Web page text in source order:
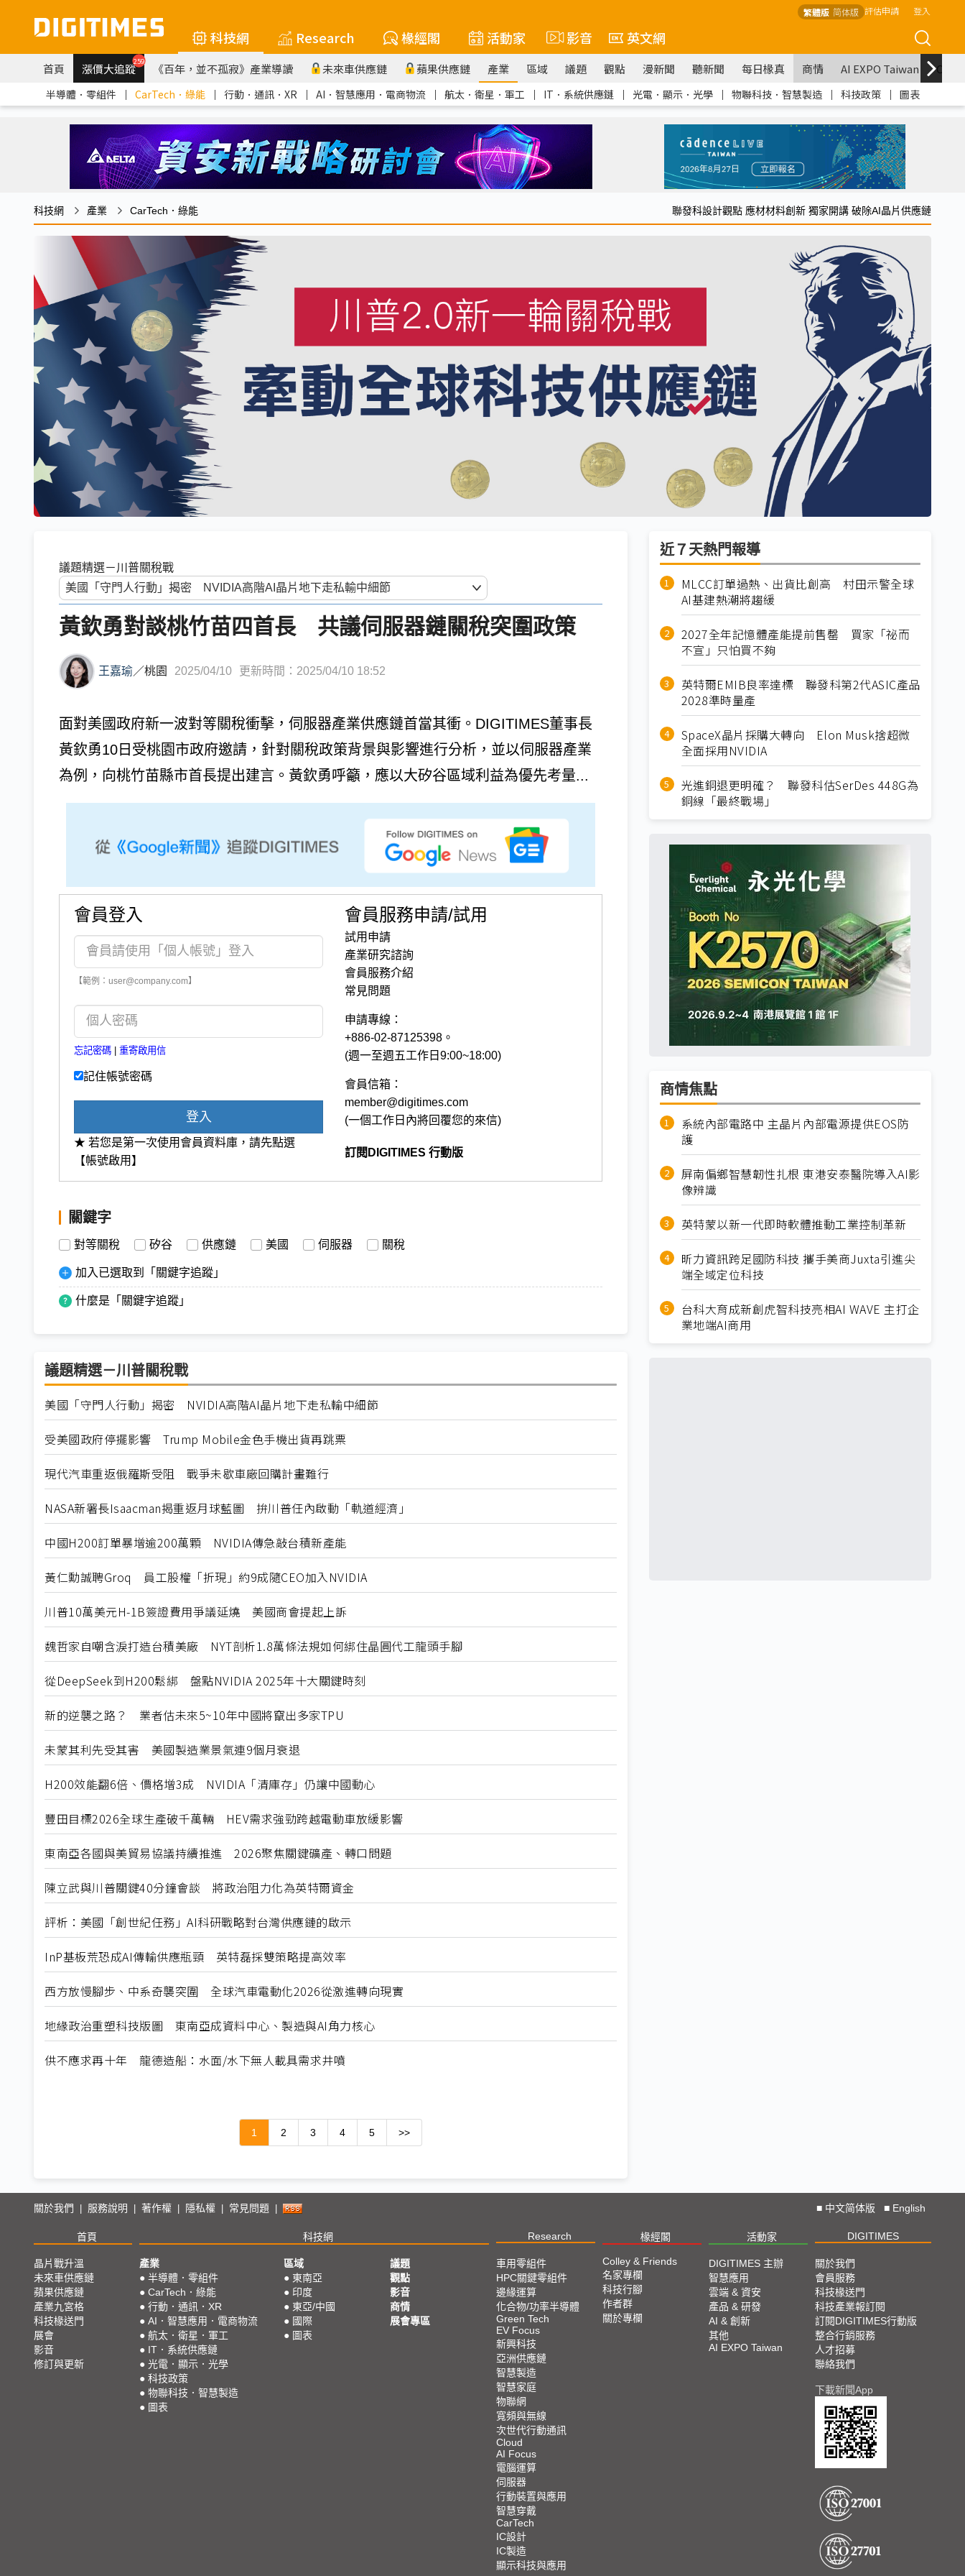
繁體版 简体版 評估申請 登入
科技網 Research 椽經閣 活動家 影音 英文網
首頁 漲價大追蹤259 《百年，並不孤寂》產業導讀 未來車供應鏈 蘋果供應鏈 產業 區域 議題 觀點 漫新聞 聽新聞 每日椽真 商情 AI EXPO Taiwan
半導體．零組件 ｜ CarTech．綠能 ｜ 行動．通訊．XR ｜ AI．智慧應用．電商物流 ｜ 航太．衛星．軍工 ｜ IT．系統供應鏈 ｜ 光電．顯示．光學 ｜ 物聯科技．智慧製造 ｜ 科技政策 ｜ 圖表
科技網 產業 CarTech．綠能 聯發科設計觀點 應材材料創新 獨家開講 破除AI晶片供應鏈
議題精選－川普關稅戰
黃欽勇對談桃竹苗四首長 共議伺服器鏈關稅突圍政策
王嘉瑜 ／桃園 2025/04/10 更新時間：2025/04/10 18:52
面對美國政府新一波對等關稅衝擊，伺服器產業供應鏈首當其衝。DIGITIMES董事長
黃欽勇10日受桃園市政府邀請，針對關稅政策背景與影響進行分析，並以伺服器產業
為例，向桃竹苗縣市首長提出建言。黃欽勇呼籲，應以大矽谷區域利益為優先考量...
會員登入
【範例：user@company.com】
忘記密碼 | 重寄啟用信
記住帳號密碼
登入
★ 若您是第一次使用會員資料庫，請先點選
【帳號啟用】
會員服務申請/試用
試用申請
產業研究諮詢
會員服務介紹
常見問題
申請專線：
+886-02-87125398。
(週一至週五工作日9:00~18:00)
會員信箱：
member@digitimes.com
(一個工作日內將回覆您的來信)
訂閱DIGITIMES 行動版
關鍵字
對等關稅 矽谷 供應鏈 美國 伺服器 關稅
加入已選取到「關鍵字追蹤」
什麼是「關鍵字追蹤」
議題精選－川普關稅戰
美國「守門人行動」揭密 NVIDIA高階AI晶片地下走私輸中細節
受美國政府停擺影響 Trump Mobile金色手機出貨再跳票
現代汽車重返俄羅斯受阻 戰爭未歇車廠回購計畫難行
NASA新署長Isaacman揭重返月球藍圖 拚川普任內啟動「軌道經濟」
中國H200訂單暴增逾200萬顆 NVIDIA傳急敲台積新產能
黃仁勳誠聘Groq 員工股權「折現」約9成隨CEO加入NVIDIA
川普10萬美元H-1B簽證費用爭議延燒 美國商會提起上訴
魏哲家自嘲含淚打造台積美廠 NYT剖析1.8萬條法規如何綁住晶圓代工龍頭手腳
從DeepSeek到H200鬆綁 盤點NVIDIA 2025年十大關鍵時刻
新的逆襲之路？ 業者估未來5~10年中國將竄出多家TPU
未蒙其利先受其害 美國製造業景氣連9個月衰退
H200效能翻6倍、價格增3成 NVIDIA「清庫存」仍讓中國動心
豐田目標2026全球生產破千萬輛 HEV需求強勁跨越電動車放緩影響
東南亞各國與美貿易協議持續推進 2026聚焦關鍵礦產、轉口問題
陳立武與川普關鍵40分鐘會談 將政治阻力化為英特爾資金
評析：美國「創世紀任務」AI科研戰略對台灣供應鏈的啟示
InP基板荒恐成AI傳輸供應瓶頸 英特磊採雙策略提高效率
西方放慢腳步、中系奇襲突圍 全球汽車電動化2026從激進轉向現實
地緣政治重塑科技版圖 東南亞成資料中心、製造與AI角力核心
供不應求再十年 龍德造船：水面/水下無人載具需求井噴
1 2 3 4 5 >>
近７天熱門報導
MLCC訂單過熱、出貨比創高 村田示警全球
AI基建熱潮將趨緩
2027全年記憶體產能提前售罄 買家「祕而
不宣」只怕買不夠
英特爾EMIB良率達標 聯發科第2代ASIC產品
2028準時量產
SpaceX晶片採購大轉向 Elon Musk捨超微
全面採用NVIDIA
光進銅退更明確？ 聯發科估SerDes 448G為
銅線「最終戰場」
商情焦點
系統內部電路中 主晶片內部電源提供EOS防
護
屏南偏鄉智慧韌性扎根 東港安泰醫院導入AI影
像辨識
英特蒙以新一代即時軟體推動工業控制革新
昕力資訊跨足國防科技 攜手美商Juxta引進尖
端全域定位科技
台科大育成新創虎智科技亮相AI WAVE 主打企
業地端AI商用
關於我們 | 服務說明 | 著作權 | 隱私權 | 常見問題 | ■ 中文简体版 ■ English
首頁 科技網 Research 椽經閣 活動家 DIGITIMES
晶片戰升溫
未來車供應鏈
蘋果供應鏈
產業九宮格
科技椽送門
展會
影音
修訂與更新
產業
● 半導體．零組件
● CarTech．綠能
● 行動．通訊．XR
● AI．智慧應用．電商物流
● 航太．衛星．軍工
● IT．系統供應鏈
● 光電．顯示．光學
● 科技政策
● 物聯科技．智慧製造
● 圖表
區域
● 東南亞
● 印度
● 東亞/中國
● 國際
● 圖表
議題
觀點
影音
商情
展會專區
車用零組件
HPC關鍵零組件
邊緣運算
化合物/功率半導體
Green Tech
EV Focus
新興科技
亞洲供應鏈
智慧製造
智慧家庭
物聯網
寬頻與無線
次世代行動通訊
Cloud
AI Focus
電腦運算
伺服器
行動裝置與應用
智慧穿戴
CarTech
IC設計
IC製造
顯示科技與應用
Colley & Friends
名家專欄
科技行腳
作者群
關於專欄
DIGITIMES 主辦
智慧應用
雲端 & 資安
產品 & 研發
AI & 創新
其他
AI EXPO Taiwan
關於我們
會員服務
科技椽送門
科技產業報訂閱
訂閱DIGITIMES行動版
整合行銷服務
人才招募
聯絡我們
下載新聞App